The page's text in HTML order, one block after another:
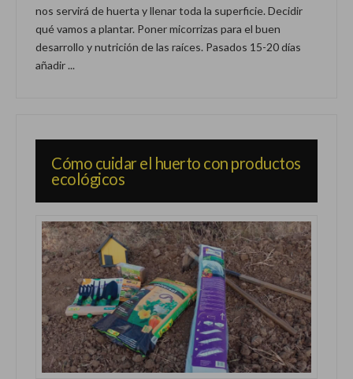
nos servirá de huerta y llenar toda la superficie. Decidir
qué vamos a plantar. Poner micorrizas para el buen
desarrollo y nutrición de las raíces. Pasados 15-20 días
añadir ...
Cómo cuidar el huerto con productos
ecológicos